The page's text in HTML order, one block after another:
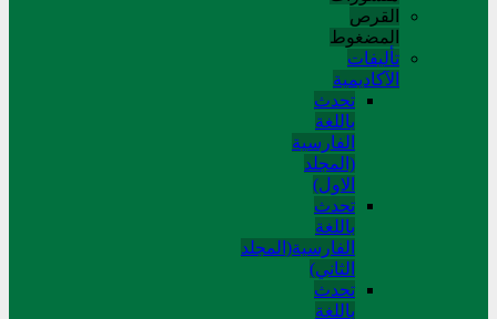
القرص
المضغوط
تألیفات
الآکادیمیة
تحدث
باللغة
الفارسية
(المجلد
الاول)
تحدث
باللغة
الفارسية(المجلد
الثاني)
تحدث
باللغة